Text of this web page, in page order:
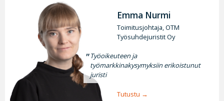
Emma Nurmi
Toimitusjohtaja, OTM
Työsuhdejuristit Oy
Työoikeuteen ja
työmarkkinakysymyksiin erikoistunut
juristi
Tutustu